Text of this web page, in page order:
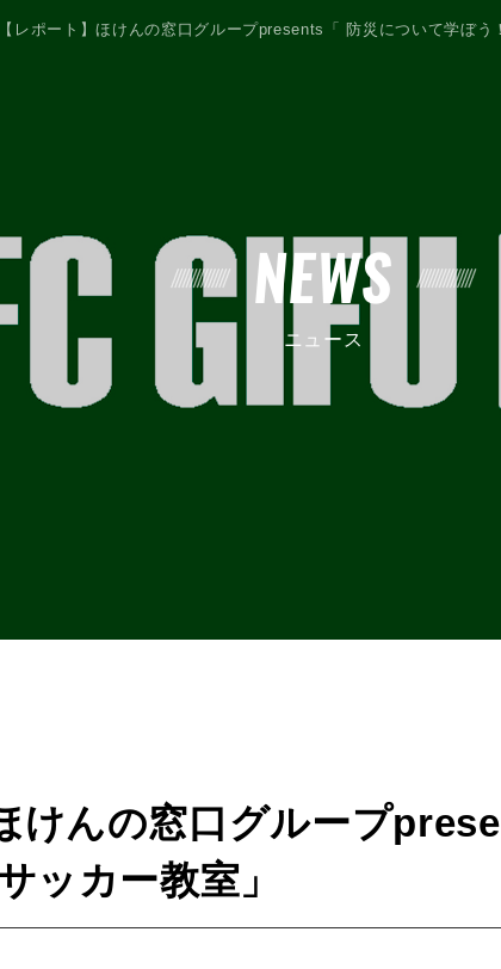
NEWS
ニュース
【レポート】ほけんの窓口グループpresents「 防災について学ぼ
けんの窓口グループ
ッカー教室」